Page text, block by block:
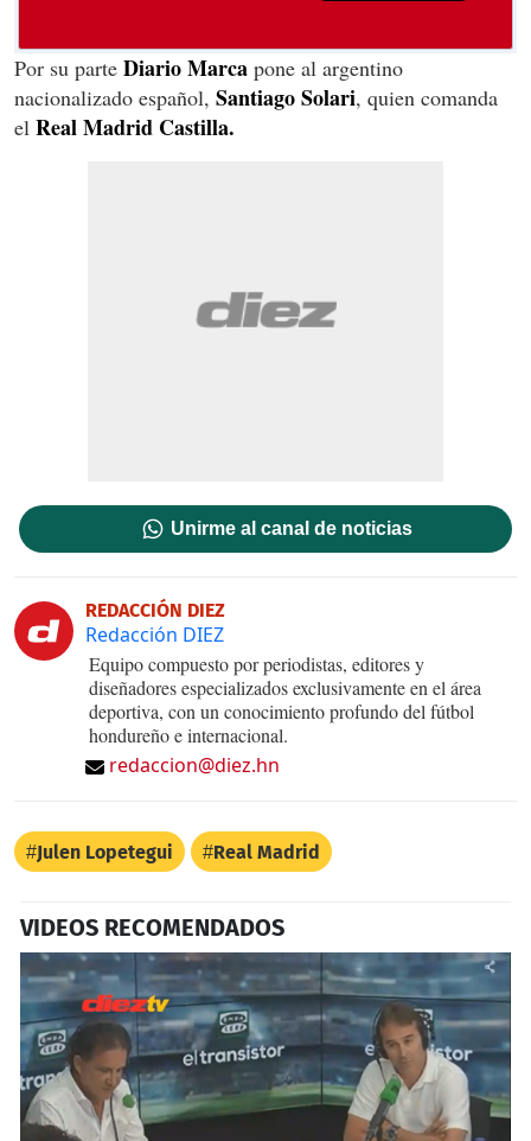
Por su parte Diario Marca pone al argentino
nacionalizado español, Santiago Solari, quien comanda
el Real Madrid Castilla.
Unirme al canal de noticias
REDACCIÓN DIEZ
Redacción DIEZ
Equipo compuesto por periodistas, editores y
diseñadores especializados exclusivamente en el área
deportiva, con un conocimiento profundo del fútbol
hondureño e internacional.
redaccion@diez.hn
Julen Lopetegui Real Madrid
VIDEOS RECOMENDADOS